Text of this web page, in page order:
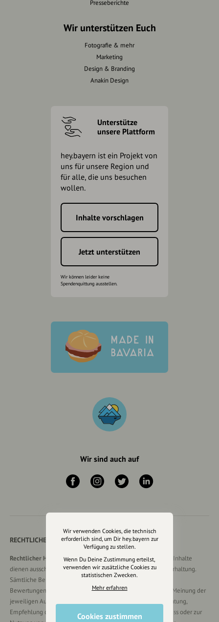
Presseberichte
Wir unterstützen Euch
Fotografie & mehr
Marketing
Design & Branding
Anakin Design
Unterstütze
unsere Plattform
hey.bayern ist ein Projekt von
uns für unsere Region und
für alle, die uns besuchen
wollen.
Inhalte vorschlagen
Jetzt unterstützen
Wir können leider keine
Spendenquittung ausstellen.
Wir sind auch auf
RECHTLICHER HINWEIS UND TRANSPARENZHINWEIS
Rechtlicher Hinweis:Die auf dieser Website veröffentlichten Inhalte
dienen ausschließlich der allgemeinen Information und Unterhaltung.
Sämtliche Beiträge, Gastartikel, Kommentare, Empfehlungen,
Bewertungen oder Verlinkungen spiegeln ausschließlich die Meinung der
jeweiligen Autoren wider und stellen keine verbindliche Beratung,
Empfehlung oder Aufforderung zum Erwerb, Verkauf, Abschluss oder zur
Wir verwenden Cookies, die technisch
erforderlich sind, um Dir hey.bayern zur
Verfügung zu stellen.
Wenn Du Deine Zustimmung erteilst,
verwenden wir zusätzliche Cookies zu
statistischen Zwecken.
Mehr erfahren
Cookies zustimmen